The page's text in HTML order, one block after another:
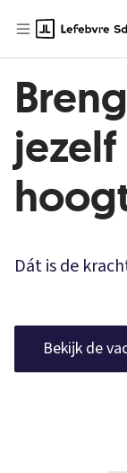
Dát is de
Bekijk de